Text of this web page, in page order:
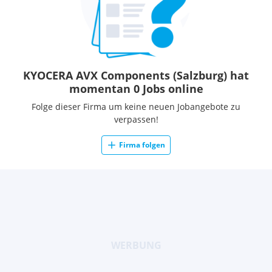
KYOCERA AVX Components (Salzburg) hat
momentan 0 Jobs online
Folge dieser Firma um keine neuen Jobangebote zu
verpassen!
Firma folgen